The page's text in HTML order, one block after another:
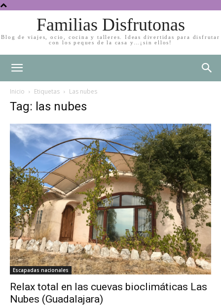
Familias Disfrutonas
Blog de viajes, ocio, cocina y talleres. Ideas divertidas para disfrutar
con los peques de la casa y…¡sin ellos!
Inicio Etiquetas Las nubes
Tag: las nubes
Escapadas nacionales
Relax total en las cuevas bioclimáticas Las
Nubes (Guadalajara)